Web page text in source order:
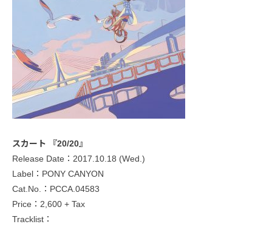
スカート 『20/20』
Release Date：2017.10.18 (Wed.)
Label：PONY CANYON
Cat.No.：PCCA.04583
Price：2,600 + Tax
Tracklist：